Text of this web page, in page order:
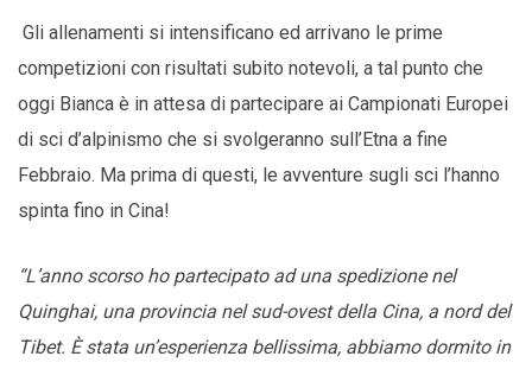
Gli allenamenti si intensificano ed arrivano le prime
competizioni con risultati subito notevoli, a tal punto che
oggi Bianca è in attesa di partecipare ai Campionati Europei
di sci d’alpinismo che si svolgeranno sull’Etna a fine
Febbraio. Ma prima di questi, le avventure sugli sci l’hanno
spinta fino in Cina!
“L’anno scorso ho partecipato ad una spedizione nel
Quinghai, una provincia nel sud-ovest della Cina, a nord del
Tibet. È stata un’esperienza bellissima, abbiamo dormito in